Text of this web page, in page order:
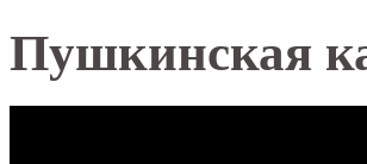
Пушкинская